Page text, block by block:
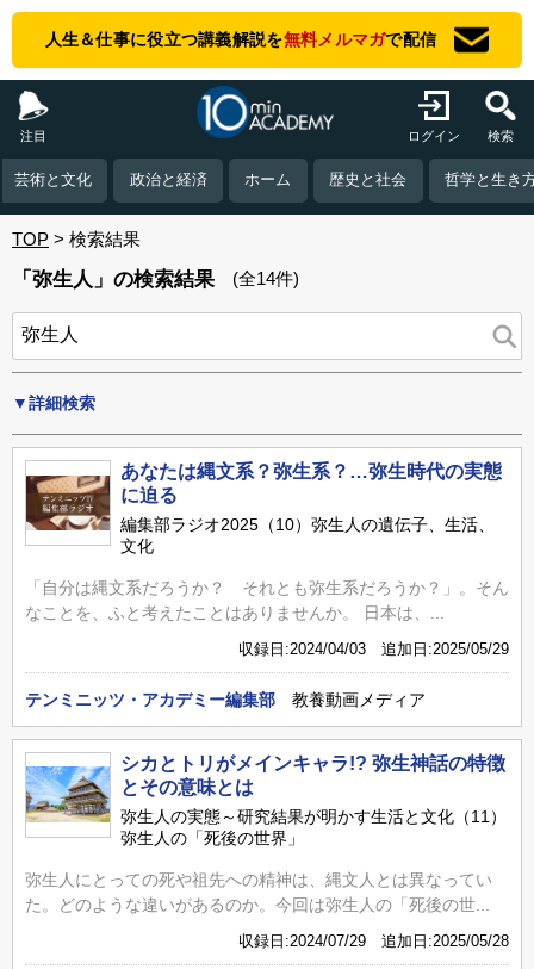
人生＆仕事に役立つ講義解説を無料メルマガで配信
注目 ログイン 検索
芸術と文化 政治と経済 ホーム 歴史と社会 哲学と生き
TOP 検索結果
「弥生人」の検索結果 (全14件)
▼詳細検索
あなたは縄文系？弥生系？…弥生時代の実態
に迫る
編集部ラジオ2025（10）弥生人の遺伝子、生活、
文化
「自分は縄文系だろうか？ それとも弥生系だろうか？」。そん
なことを、ふと考えたことはありませんか。 日本は、...
収録日:2024/04/03 追加日:2025/05/29
テンミニッツ・アカデミー編集部 教養動画メディア
シカとトリがメインキャラ!? 弥生神話の特徴
とその意味とは
弥生人の実態～研究結果が明かす生活と文化（11）
弥生人の「死後の世界」
弥生人にとっての死や祖先への精神は、縄文人とは異なってい
た。どのような違いがあるのか。今回は弥生人の「死後の世...
収録日:2024/07/29 追加日:2025/05/28